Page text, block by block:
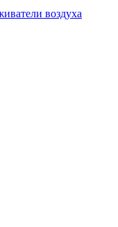
воздуха